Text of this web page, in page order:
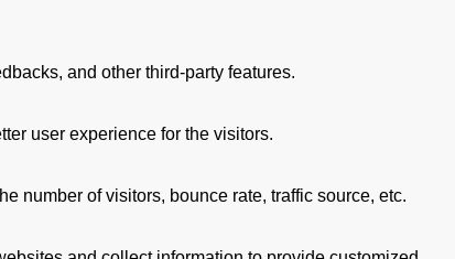
and other third-party features.
user experience for the visitors.
number of visitors, bounce rate, traffic source, etc.